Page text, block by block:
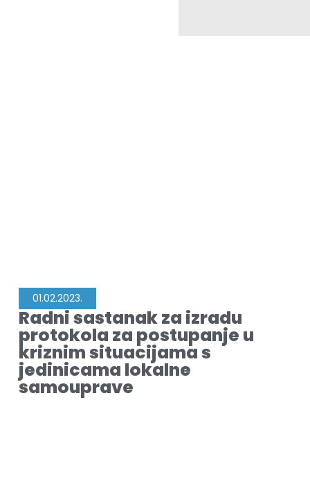
01.02.2023.
Radni sastanak za izradu
protokola za postupanje u
kriznim situacijama s
jedinicama lokalne
samouprave